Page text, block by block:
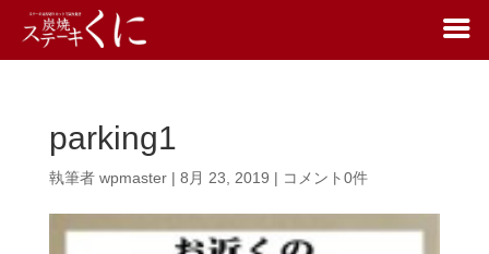
parking1
執筆者 wpmaster| 8月 23, 2019 | コメント0件